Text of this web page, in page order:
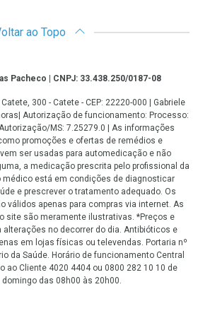
ao Topo
Pacheco | CNPJ: 33.438.250/0187-08
300 - Catete - CEP: 22220-000 | Gabriele
Autorização de funcionamento: Processo:
MS: 7.25279.0 | As informações
promoções e ofertas de remédios e
ser usadas para automedicação e não
a medicação prescrita pelo profissional da
médico está em condições de diagnosticar
e prescrever o tratamento adequado. Os
válidos apenas para compras via internet. As
site são meramente ilustrativas. *Preços e
alterações no decorrer do dia. Antibióticos e
em lojas físicas ou televendas. Portaria nº
da Saúde. Horário de funcionamento Central
ao Cliente 4020 4404 ou 0800 282 10 10 de
domingo das 08h00 às 20h00.